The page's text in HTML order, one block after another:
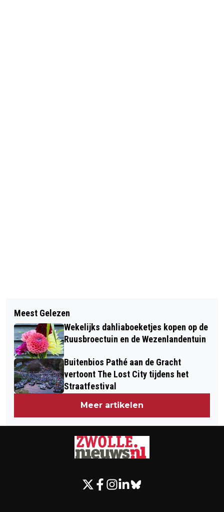
COLLEGE VAN B EN W GEEFT HET
GROENE LICHT VOOR DE BOUW VAN
MOBILITEITSHUB WEEZENLANDEN-
NOORD
ONDERHOUD VAN DE
SPOOLDERBERGBRUG BREIDT UIT TOT
HET STUK TUSSEN DE BRUG EN
IJSSELALLEE
Meest Gelezen
Wekelijks dahliaboeketjes kopen op de
Ruusbroectuin en de Wezenlandentuin
Buitenbios Pathé aan de Gracht
vertoont The Lost City tijdens het
Straatfestival
Meer artikelen